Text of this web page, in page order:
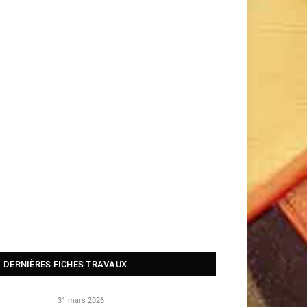
DERNIÈRES FICHES TRAVAUX
31 mars 2026